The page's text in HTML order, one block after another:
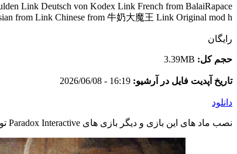
Link Deutsch von Kodex Link French from BalaiRapace
from Link Chinese from 牛奶大魔王 Link Original mod h
رایگان
حجم کل: 3.39MB
تاریخ آپدیت فایل در آرشیو: 16:19 - 2026/06/08
دانلود
نصب ماد های این بازی و دیگر بازی های Paradox Interactive توسط نصب کننده اختصاصی وبسایت و به صورت خودکار انجام می شود. در صورت مشاهده اشکال در ماد اینستالر با پشتیبانی تماس بگیرید.